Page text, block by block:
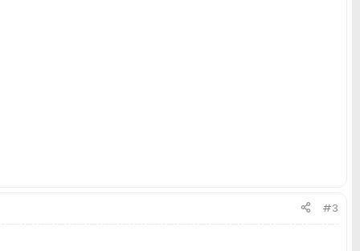
#3